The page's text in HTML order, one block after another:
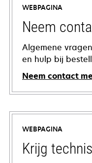
WEBPAGINA
Neem
Algemene
en hulp bij
Neem contact
WEBPAGINA
Krijg